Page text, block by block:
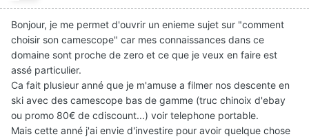
Bonjour, je me permet d'ouvrir un enieme sujet sur "comment
choisir son camescope" car mes connaissances dans ce
domaine sont proche de zero et ce que je veux en faire est
assé particulier.
Ca fait plusieur anné que je m'amuse a filmer nos descente en
ski avec des camescope bas de gamme (truc chinoix d'ebay
ou promo 80€ de cdiscount...) voir telephone portable.
Mais cette anné j'ai envie d'investire pour avoir quelque chose